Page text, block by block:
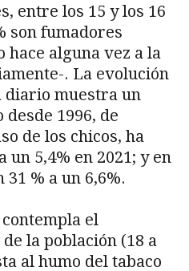
entre los 15 y los 16
son fumadores
hace alguna vez a la
. La evolución
diario muestra un
1996, de
de los chicos, ha
un 5,4% en 2021; y en
31 % a un 6,6%.
el
de la población (18 a
al humo del tabaco